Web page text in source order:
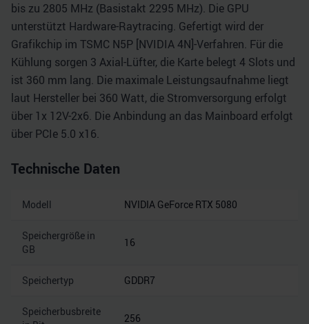
bis zu 2805 MHz (Basistakt 2295 MHz). Die GPU
unterstützt Hardware-Raytracing. Gefertigt wird der
Grafikchip im TSMC N5P [NVIDIA 4N]-Verfahren. Für die
Kühlung sorgen 3 Axial-Lüfter, die Karte belegt 4 Slots und
ist 360 mm lang. Die maximale Leistungsaufnahme liegt
laut Hersteller bei 360 Watt, die Stromversorgung erfolgt
über 1x 12V-2x6. Die Anbindung an das Mainboard erfolgt
über PCIe 5.0 x16.
Technische Daten
Modell NVIDIA GeForce RTX 5080
Speichergröße in
GB
16
Speichertyp GDDR7
Speicherbusbreite
256